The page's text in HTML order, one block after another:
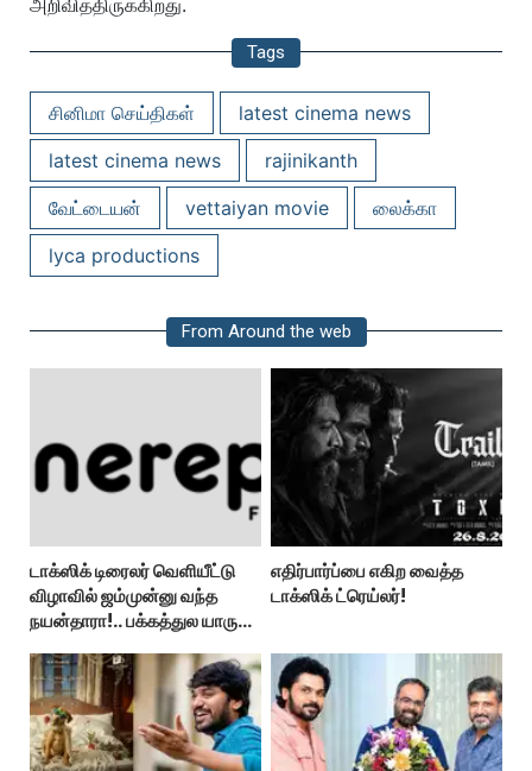
அறிவித்திருக்கிறது.
Tags
சினிமா செய்திகள்
latest cinema news
latest cinema news
rajinikanth
வேட்டையன்
vettaiyan movie
லைக்கா
lyca productions
From Around the web
டாக்ஸிக் டிரைலர் வெளியீட்டு
விழாவில் ஜம்முன்னு வந்த
நயன்தாரா!.. பக்கத்துல யாரு
எதிர்பார்ப்பை எகிற வைத்த
டாக்ஸிக் ட்ரெய்லர்!